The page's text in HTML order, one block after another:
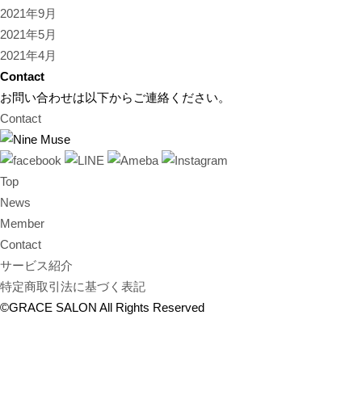
2021年9月
2021年5月
2021年4月
Contact
お問い合わせは以下からご連絡ください。
Contact
Top
News
Member
Contact
サービス紹介
特定商取引法に基づく表記
©GRACE SALON All Rights Reserved